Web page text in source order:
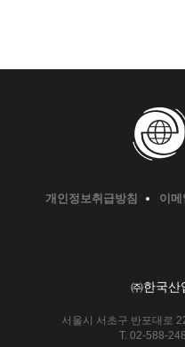
개인정보취급방침 이
㈜한국산
서울시 서초구 반포대로
T. 02-588-